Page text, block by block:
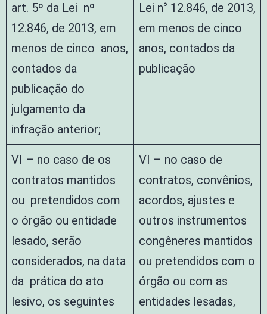
art. 5º da Lei nº
12.846, de 2013, em
menos de cinco anos,
contados da
publicação do
julgamento da
infração anterior;
Lei n° 12.846, de 2013,
em menos de cinco
anos, contados da
publicação
VI – no caso de os
contratos mantidos
ou pretendidos com
o órgão ou entidade
lesado, serão
considerados, na data
da prática do ato
lesivo, os seguintes
VI – no caso de
contratos, convênios,
acordos, ajustes e
outros instrumentos
congêneres mantidos
ou pretendidos com o
órgão ou com as
entidades lesadas,